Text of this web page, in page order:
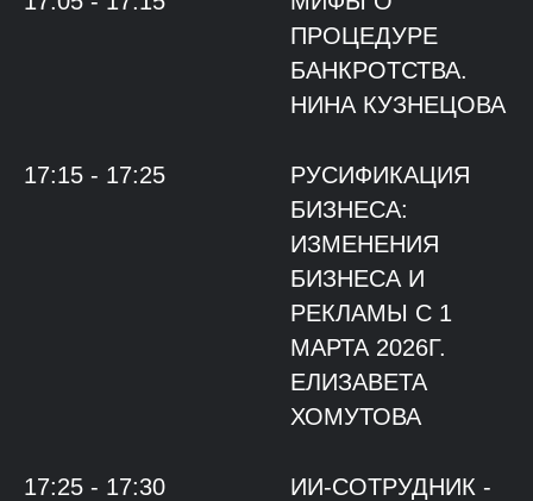
ПРОЦЕДУРЕ
БАНКРОТСТВА.
НИНА КУЗНЕЦОВА
17:15 - 17:25
РУСИФИКАЦИЯ
БИЗНЕСА:
ИЗМЕНЕНИЯ
БИЗНЕСА И
РЕКЛАМЫ С 1
МАРТА 2026Г.
ЕЛИЗАВЕТА
ХОМУТОВА
17:25 - 17:30
ИИ-СОТРУДНИК -